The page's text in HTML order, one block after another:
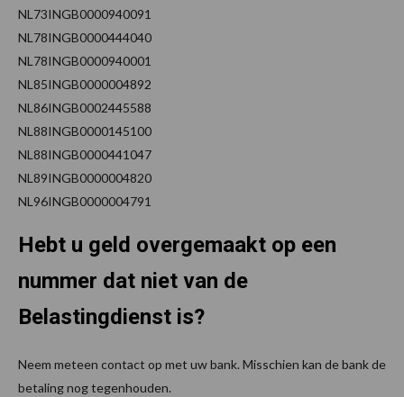
NL73INGB0000940091
NL78INGB0000444040
NL78INGB0000940001
NL85INGB0000004892
NL86INGB0002445588
NL88INGB0000145100
NL88INGB0000441047
NL89INGB0000004820
NL96INGB0000004791
Hebt u geld overgemaakt op een
nummer dat niet van de
Belastingdienst is?
Neem meteen contact op met uw bank. Misschien kan de bank de
betaling nog tegenhouden.